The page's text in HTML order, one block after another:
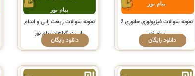
نمونه سوالات فیزیولوژی جانوری 2
پیام نور
دانلود رایگان
نمونه سوالات ریخت زایی و اندام
زایی در گیاهان پیام نور
دانلود رایگان